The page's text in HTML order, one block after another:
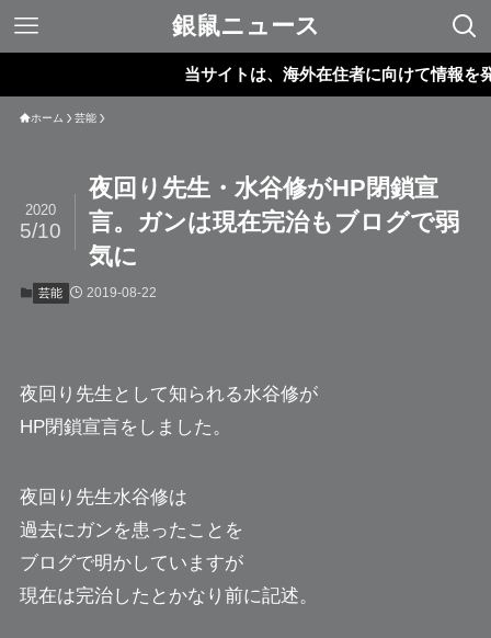
銀鼠ニュース
当サイトは、海外在住者に向けて情報を発信し
ホーム 芸能
夜回り先生・水谷修がHP閉鎖宣
言。ガンは現在完治もブログで弱
気に
2020
5/10
芸能 2019-08-22
夜回り先生として知られる水谷修が
HP閉鎖宣言をしました。
夜回り先生水谷修は
過去にガンを患ったことを
ブログで明かしていますが
現在は完治したとかなり前に記述。